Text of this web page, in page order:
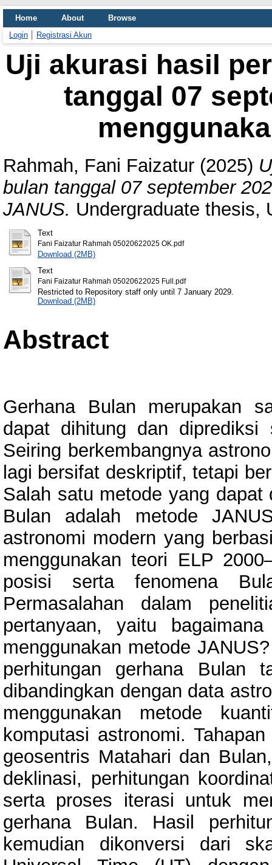
Home About
Browse
Login
Registrasi Akun
Uji akurasi hasil
tanggal 07
Rahmah, Fani Faizatur (2025)
bulan tanggal 07 september
JANUS. Undergraduate thesis,
Text
Fani Faizatur Rahmah 05020622025 OK.pdf
Download (2MB)
Text
Fani Faizatur Rahmah 05020622025 Full.pdf
Restricted to Repository staff only until 7 January 2029.
Download (2MB)
Abstract
Gerhana Bulan merupakan
dapat dihitung dan
Seiring berkembangnya
lagi bersifat deskriptif, tetapi
Salah satu metode yang dapat
Bulan adalah metode
astronomi modern yang
menggunakan teori ELP
posisi serta fenomena
Permasalahan dalam
pertanyaan, yaitu
menggunakan metode
perhitungan gerhana Bulan
dibandingkan dengan data
menggunakan metode
komputasi astronomi.
geosentris Matahari dan
deklinasi, perhitungan
serta proses iterasi untuk
gerhana Bulan. Hasil
kemudian dikonversi dari